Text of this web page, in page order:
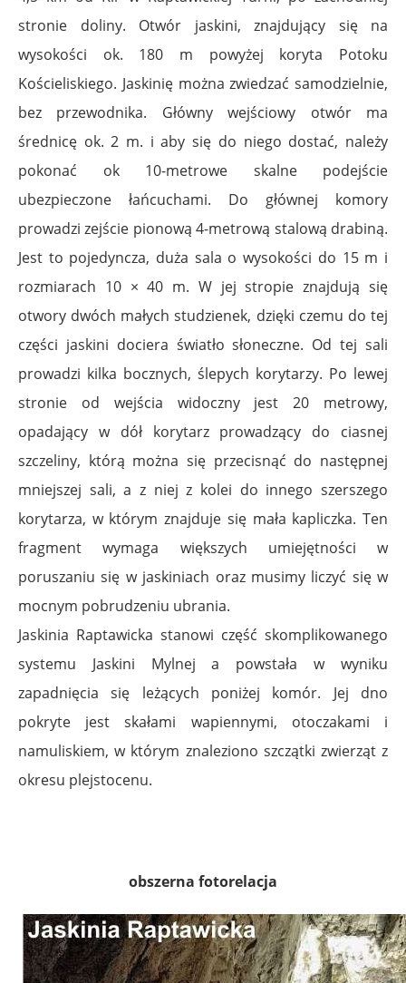
stronie doliny. Otwór jaskini, znajdujący się na
wysokości ok. 180 m powyżej koryta Potoku
Kościeliskiego. Jaskinię można zwiedzać samodzielnie,
bez przewodnika. Główny wejściowy otwór ma
średnicę ok. 2 m. i aby się do niego dostać, należy
pokonać ok 10-metrowe skalne podejście
ubezpieczone łańcuchami. Do głównej komory
prowadzi zejście pionową 4-metrową stalową drabiną.
Jest to pojedyncza, duża sala o wysokości do 15 m i
rozmiarach 10 × 40 m. W jej stropie znajdują się
otwory dwóch małych studzienek, dzięki czemu do tej
części jaskini dociera światło słoneczne. Od tej sali
prowadzi kilka bocznych, ślepych korytarzy. Po lewej
stronie od wejścia widoczny jest 20 metrowy,
opadający w dół korytarz prowadzący do ciasnej
szczeliny, którą można się przecisnąć do następnej
mniejszej sali, a z niej z kolei do innego szerszego
korytarza, w którym znajduje się mała kapliczka. Ten
fragment wymaga większych umiejętności w
poruszaniu się w jaskiniach oraz musimy liczyć się w
mocnym pobrudzeniu ubrania.
Jaskinia Raptawicka stanowi część skomplikowanego
systemu Jaskini Mylnej a powstała w wyniku
zapadnięcia się leżących poniżej komór. Jej dno
pokryte jest skałami wapiennymi, otoczakami i
namuliskiem, w którym znaleziono szczątki zwierząt z
okresu plejstocenu.
obszerna fotorelacja